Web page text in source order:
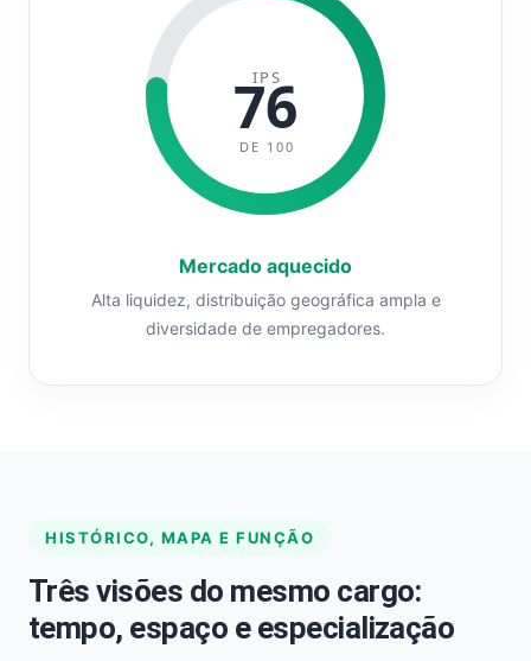
IPS
76
DE 100
Mercado aquecido
Alta liquidez, distribuição geográfica ampla e
diversidade de empregadores.
HISTÓRICO, MAPA E FUNÇÃO
Três visões do mesmo cargo:
tempo, espaço e especialização